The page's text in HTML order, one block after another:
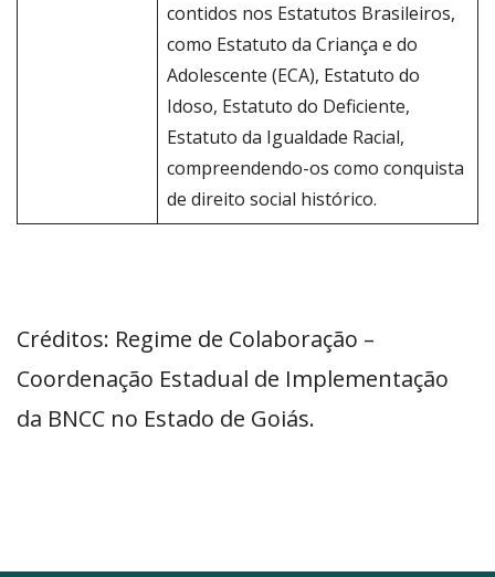
contidos nos Estatutos Brasileiros,
como Estatuto da Criança e do
Adolescente (ECA), Estatuto do
Idoso, Estatuto do Deficiente,
Estatuto da Igualdade Racial,
compreendendo-os como conquista
de direito social histórico.
Créditos: Regime de Colaboração –
Coordenação Estadual de Implementação
da BNCC no Estado de Goiás.